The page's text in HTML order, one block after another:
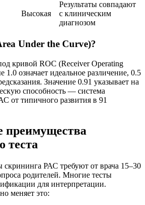
Высокая
Результаты совпадают
с клиническим
диагнозом
Under the Curve)?
кривой ROC (Receiver Operating
1.0 означает идеальное различение, 0.5
Значение 0.91 указывает на
способность — система
от типичного развития в 91
преимущества
теста
РАС требуют от врача 15–30
родителей. Многие тесты
для интерпретации.
меняет это: